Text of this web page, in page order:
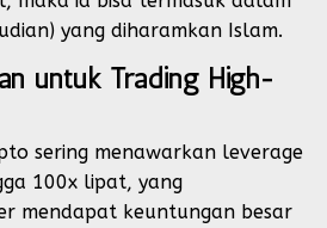
yang diharamkan Islam.
untuk Trading High-
sering menawarkan leverage
100x lipat, yang
mendapat keuntungan besar